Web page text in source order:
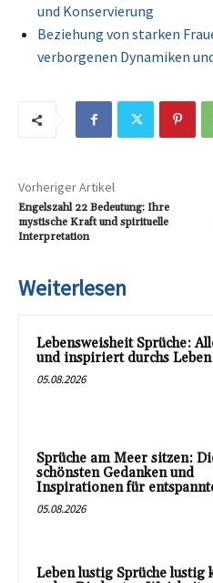
und Konservierung
Beziehung von starken
verborgenen Dynamiken
Vorheriger Artikel
Engelszahl 22 Bedeutung: Ihre
mystische Kraft und spirituelle
Interpretation
Weiterlesen
Lebensweisheit Sprüche:
und inspiriert durchs Leben
05.08.2026
Sprüche am Meer sitzen:
schönsten Gedanken und
Inspirationen für
05.08.2026
Leben lustig Sprüche lustig